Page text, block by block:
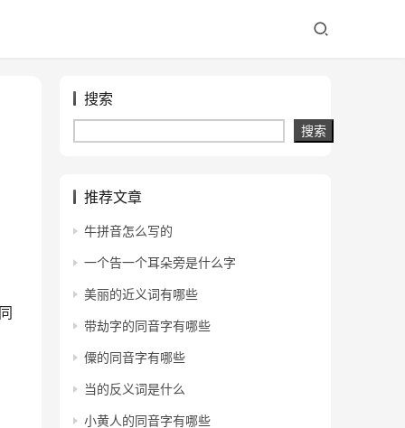
搜索
搜索
推荐文章
牛拼音怎么写的
一个告一个耳朵旁是什么字
美丽的近义词有哪些
带劫字的同音字有哪些
僳的同音字有哪些
当的反义词是什么
小黄人的同音字有哪些